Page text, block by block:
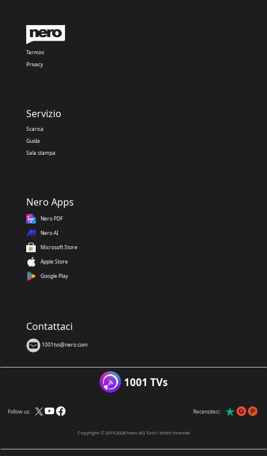
Termini
Privacy
Servizio
Scarica
Guida
Sala stampa
Nero Apps
Nero PDF
Nero AI
Microsoft Store
Apple Store
Google Play
Contattaci
1001tvs@nero.com
1001 TVs
Follow us: Recensiteci:
Copyright © 2019-2026 Nero AG Tutti i diritti riservati